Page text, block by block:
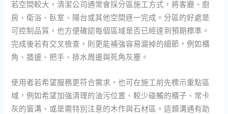
若空間較大，清潔公司通常會採分區施工方式，將客廳、廚
房、衛浴、臥室、陽台或其他空間逐一完成。分區的好處是
可控制品質，也方便確認每個區域是否已經達到預期標準。
完成後若有交叉檢查，則更能補強容易漏掉的細節，例如櫃
角、牆邊、把手、排水周邊與死角灰塵。
使用者若希望服務更符合需求，也可在施工前先標示重點區
域，例如希望加強清理的油污位置、較少碰觸的櫃子、常卡
灰的窗溝、或是需特別注意的木作與石材區。這類溝通有助